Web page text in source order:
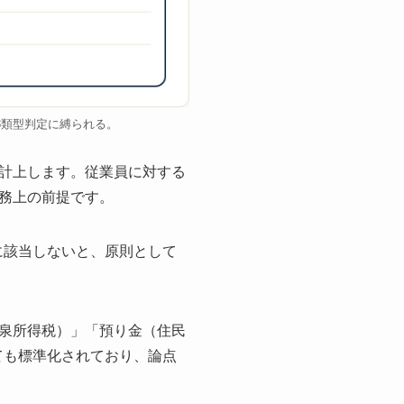
型判定に縛られる。
上します。従業員に対する
上の前提です。
当しないと、原則として
所得税）」「預り金（住民
標準化されており、論点